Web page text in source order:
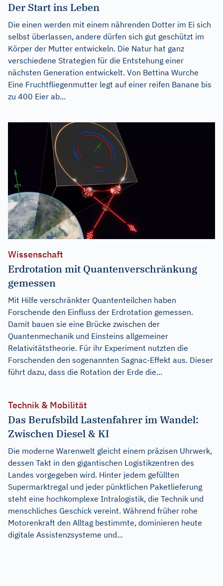
Der Start ins Leben
Die einen werden mit einem nährenden Dotter im Ei sich
selbst überlassen, andere dürfen sich gut geschützt im
Körper der Mutter entwickeln. Die Natur hat ganz
verschiedene Strategien für die Entstehung einer
nächsten Generation entwickelt. Von Bettina Wurche
Eine Fruchtfliegenmutter legt auf einer reifen Banane bis
zu 400 Eier ab...
Wissenschaft
Erdrotation mit Quantenverschränkung
gemessen
Mit Hilfe verschränkter Quantenteilchen haben
Forschende den Einfluss der Erdrotation gemessen.
Damit bauen sie eine Brücke zwischen der
Quantenmechanik und Einsteins allgemeiner
Relativitätstheorie. Für ihr Experiment nutzten die
Forschenden den sogenannten Sagnac-Effekt aus. Dieser
führt dazu, dass die Rotation der Erde die...
Technik & Mobilität
Das Berufsbild Lastenfahrer im Wandel:
Zwischen Diesel & KI
Die moderne Warenwelt gleicht einem präzisen Uhrwerk,
dessen Takt in den gigantischen Logistikzentren des
Landes vorgegeben wird. Hinter jedem gefüllten
Supermarktregal und jeder pünktlichen Paketlieferung
steht eine hochkomplexe Intralogistik, die Technik und
menschliches Geschick vereint. Während früher rohe
Motorenkraft den Alltag bestimmte, dominieren heute
digitale Assistenzsysteme und...